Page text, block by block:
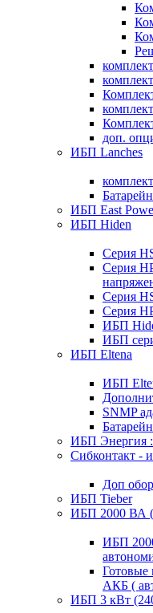
доп.
ИБП Lanches
ИБП East
ИБП Hiden
Серия
Серия
Серия
Серия
ИБП
ИБП
ИБП Eltena
ИБП
SNMP
ИБП Энергия :
Сибконтакт -
Доп
ИБП Tieber
ИБП 2000 ВА
ИБП
АКБ (
ИБП 3 кВт